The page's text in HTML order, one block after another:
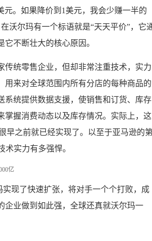
元。如果降价到1美元，我会少赚一半的
沃尔玛有一个标语就是“天天平价”，它
不断壮大的核心原因。
传统零售企业，但却非常注重技术，实力
用来对全球范围内所有分店的每种商品的
系统提供数据支援，使销售和订货、库存
掌握消费动态以及库存情况。实际上，这
早之前就已经实现了。以至于亚马逊的
实力有多强悍。
实现了快速扩张，将对手一个个打败，成
企业做到如此强，全球还真就沃尔玛一